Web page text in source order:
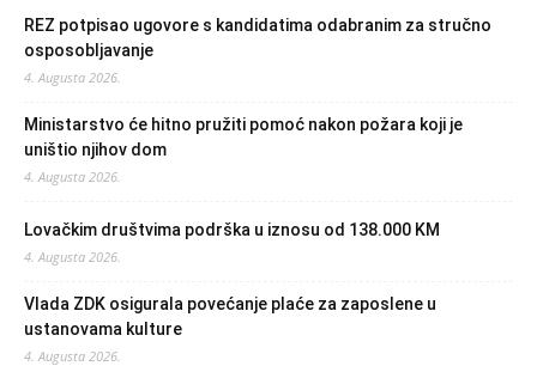
REZ potpisao ugovore s kandidatima odabranim za stručno
osposobljavanje
4. Augusta 2026.
Ministarstvo će hitno pružiti pomoć nakon požara koji je
uništio njihov dom
4. Augusta 2026.
Lovačkim društvima podrška u iznosu od 138.000 KM
4. Augusta 2026.
Vlada ZDK osigurala povećanje plaće za zaposlene u
ustanovama kulture
4. Augusta 2026.